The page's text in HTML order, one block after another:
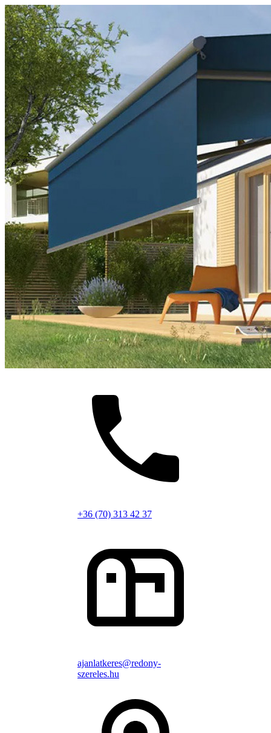
+36 (70) 313 42 37
ajanlatkeres@redony-
szereles.hu